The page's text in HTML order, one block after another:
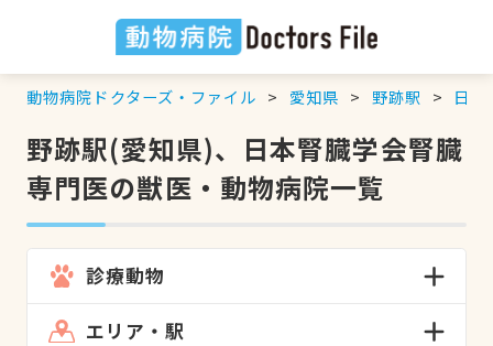
動物病院ドクターズ・ファイル 愛知県 野跡駅 日本
野跡駅(愛知県)、日本腎臓学会腎臓
専門医の獣医・動物病院一覧
診療動物
エリア・駅